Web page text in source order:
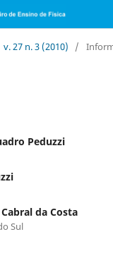
v. 27 n. 3 (2010) /
Peduzzi
da Costa
Sul